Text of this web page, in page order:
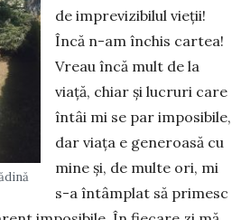
de imprevizibilul vieţii!
Încă n-am închis cartea!
Vreau încă mult de la
viaţă, chiar şi lucruri care
întâi mi se par imposibile,
dar viaţa e generoasă cu
mine şi, de multe ori, mi
s-a întâmplat să primesc